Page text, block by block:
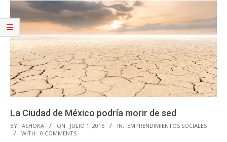
La Ciudad de México podría morir de sed
2015-
07-
BY: ASHOKA ON: JULIO 1, 2015 IN: EMPRENDIMIENTOS SOCIALES
WITH: 0 COMMENTS